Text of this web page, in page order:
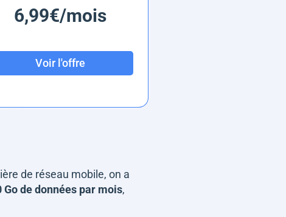
6,99€/mois
Voir l'offre
de réseau mobile, on a
de données par mois,